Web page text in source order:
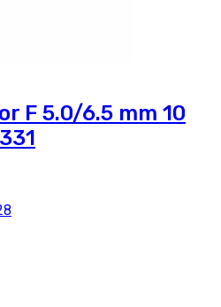
F 5.0/6.5 mm 10